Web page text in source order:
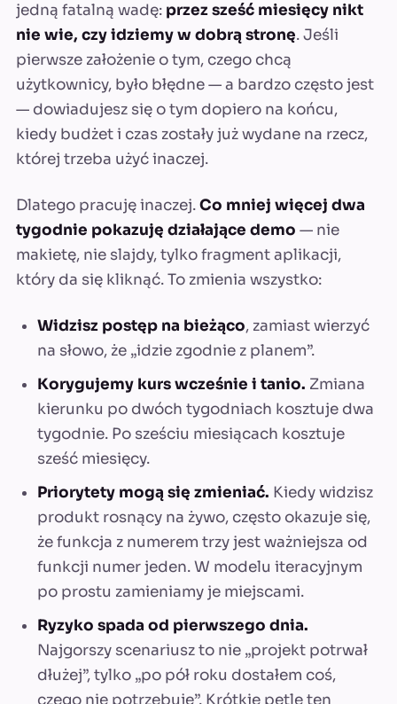
jedną fatalną wadę: przez sześć miesięcy nikt
nie wie, czy idziemy w dobrą stronę. Jeśli
pierwsze założenie o tym, czego chcą
użytkownicy, było błędne — a bardzo często jest
— dowiadujesz się o tym dopiero na końcu,
kiedy budżet i czas zostały już wydane na rzecz,
której trzeba użyć inaczej.
Dlatego pracuję inaczej.Co mniej więcej dwa
tygodnie pokazuję działające demo — nie
makietę, nie slajdy, tylko fragment aplikacji,
który da się kliknąć. To zmienia wszystko:
Widzisz postęp na bieżąco, zamiast wierzyć
na słowo, że „idzie zgodnie z planem”.
Korygujemy kurs wcześnie i tanio. Zmiana
kierunku po dwóch tygodniach kosztuje dwa
tygodnie. Po sześciu miesiącach kosztuje
sześć miesięcy.
Priorytety mogą się zmieniać. Kiedy widzisz
produkt rosnący na żywo, często okazuje się,
że funkcja z numerem trzy jest ważniejsza od
funkcji numer jeden. W modelu iteracyjnym
po prostu zamieniamy je miejscami.
Ryzyko spada od pierwszego dnia.
Najgorszy scenariusz to nie „projekt potrwał
dłużej”, tylko „po pół roku dostałem coś,
czego nie potrzebuję”. Krótkie pętle ten